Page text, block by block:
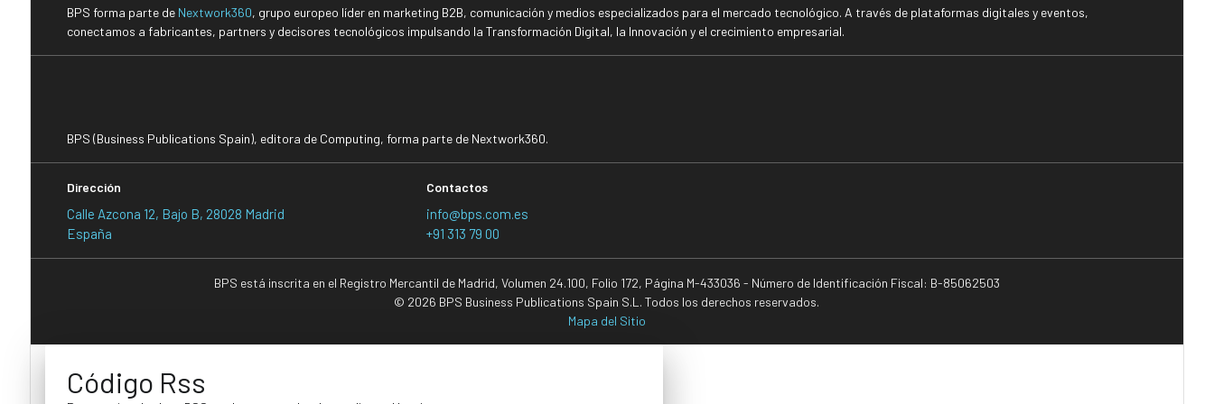
BPS forma parte de Nextwork360, grupo europeo líder en marketing B2B, comunicación y medios especializados para el mercado tecnológico. A través de plataformas digitales y eventos,
conectamos a fabricantes, partners y decisores tecnológicos impulsando la Transformación Digital, la Innovación y el crecimiento empresarial.
BPS (Business Publications Spain), editora de Computing, forma parte de Nextwork360.
Dirección
Calle Azcona 12, Bajo B, 28028 Madrid
España
Contactos
info@bps.com.es
+91 313 79 00
BPS está inscrita en el Registro Mercantil de Madrid, Volumen 24.100, Folio 172, Página M-433036 - Número de Identificación Fiscal: B-85062503
© 2026 BPS Business Publications Spain S.L. Todos los derechos reservados.
Mapa del Sitio
Código Rss